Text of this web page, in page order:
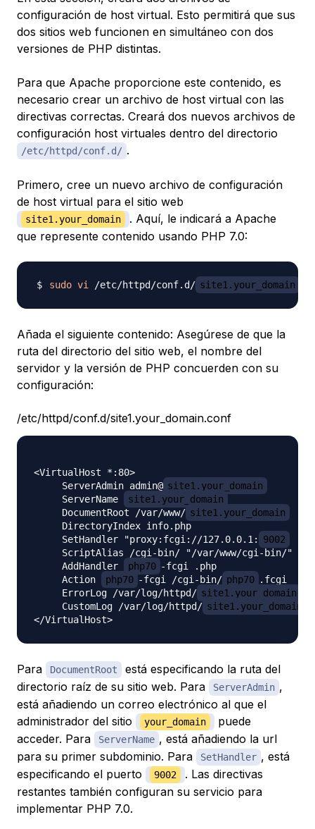
configuración de host virtual. Esto permitirá que sus
dos sitios web funcionen en simultáneo con dos
versiones de PHP distintas.
Para que Apache proporcione este contenido, es
necesario crear un archivo de host virtual con las
directivas correctas. Creará dos nuevos archivos de
configuración host virtuales dentro del directorio
/etc/httpd/conf.d/ .
Primero, cree un nuevo archivo de configuración
de host virtual para el sitio web
site1.your_domain
. Aquí, le indicará a Apache
que represente contenido usando PHP 7.0:
sudo vi /etc/httpd/conf.d/ site1.your_domain
Añada el siguiente contenido: Asegúrese de que la
ruta del directorio del sitio web, el nombre del
servidor y la versión de PHP concuerden con su
configuración:
/etc/httpd/conf.d/site1.your_domain.conf
<VirtualHost *:80>
     ServerAdmin admin@
site1.your_domain
     ServerName
site1.your_domain
     DocumentRoot /var/www/
site1.your_domain
     DirectoryIndex info.php
     SetHandler "proxy:fcgi://127.0.0.1:
9002
     ScriptAlias /cgi-bin/ "/var/www/cgi-bin/"
     AddHandler
php70 -fcgi .php
     Action
php70 -fcgi /cgi-bin/ php70 .fcgi
     ErrorLog /var/log/httpd/
site1.your_domain
     CustomLog /var/log/httpd/
site1.your_domain
Para DocumentRoot
está especificando la ruta del
directorio raíz de su sitio web. Para
ServerAdmin ,
está añadiendo un correo electrónico al que el
administrador del sitio
your_domain
puede
acceder. Para
ServerName , está añadiendo la url
para su primer subdominio. Para
SetHandler , está
especificando el puerto
9002
. Las directivas
restantes también configuran su servicio para
implementar PHP 7.0.